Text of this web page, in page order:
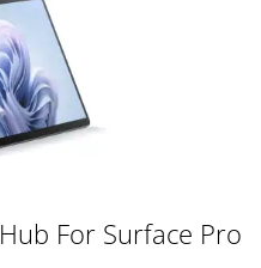
For Surface Pro